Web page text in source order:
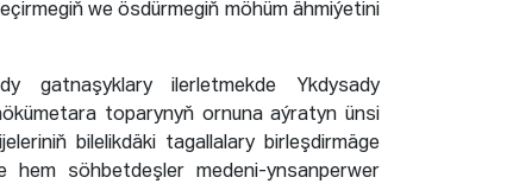
we ösdürmegiň möhüm ähmiýetini
gatnaşyklary ilerletmekde Ykdysady
toparynyň ornuna aýratyn ünsi
bilelikdäki tagallalary birleşdirmäge
hem söhbetdeşler medeni-ynsanperwer